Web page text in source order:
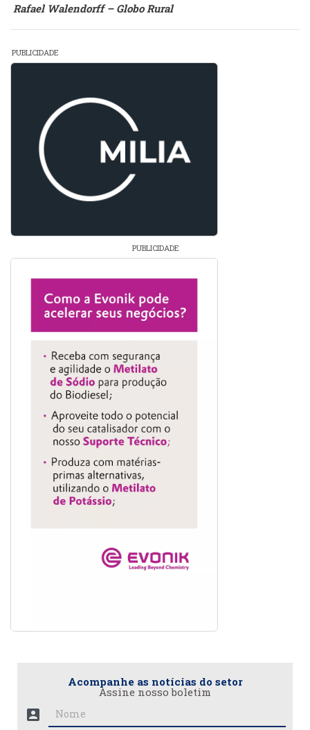
Rafael Walendorff – Globo Rural
PUBLICIDADE
PUBLICIDADE
Acompanhe as notícias do setor
Assine nosso boletim
account_box